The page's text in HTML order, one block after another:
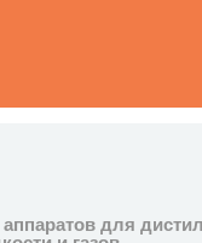
аппаратов для